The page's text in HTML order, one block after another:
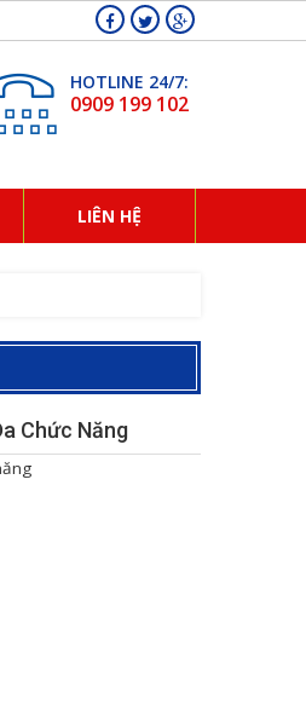
HOTLINE 24/7:
0909 199 102
LIÊN HỆ
Chức Năng